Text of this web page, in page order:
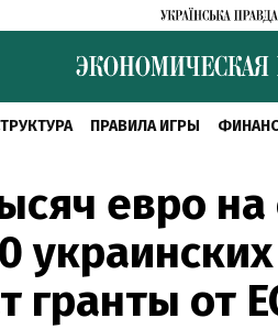
ПРАВИЛА ИГРЫ
евро
гранты от